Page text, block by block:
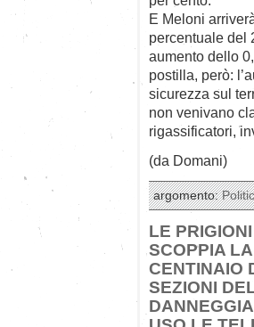
E Meloni
percentuale del
aumento dello
postilla, però:
sicurezza sul
non venivano
rigassificatori,
(da Domani)
argomento:
LE
SCOPPIA
CENTINAIO
SEZIONI